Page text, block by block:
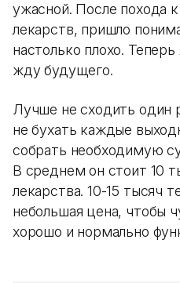
ужасной. После похода
лекарств, пришло
настолько плохо.
жду будущего.
Лучше не сходить один
не бухать каждые
собрать необходимую
В среднем он стоит 10
лекарства. 10-15 тысяч
небольшая цена, чтобы
хорошо и нормально